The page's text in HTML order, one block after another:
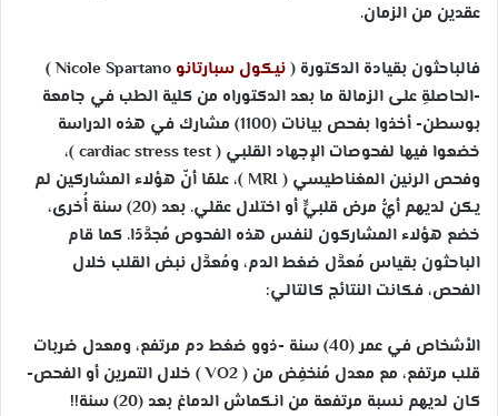
عقدين من الزمان.
فالباحثون بقيادة الدكتورة (نيكول سبارتانو Nicole Spartano
)
-الحاصلةِ على الزمالة ما بعد الدكتوراه من كلية الطب في جامعة
بوسطن- أخذوا بفحص بيانات (1100) مشارك في هذه الدراسة
خضعوا فيها لفحوصات الإجهاد القلبي (
)،
وفحص الرنين المغناطيسي (MRI )، علمًا أنّ هؤلاء المشاركين لم
يكن لديهم أيُّ مرض قلبيٍّ أو اختلال عقلي. بعد (20) سنة أُخرى،
خضع هؤلاء المشاركون لنفس هذه الفحوص مُجدَّدًا. كما قام
الباحثون بقياس مُعدَّل ضغط الدم، ومُعدَّل نبض القلب خلال
الفحص، فكانت النتائج كالتالي:
الأشخاص في عمر (40) سنة -ذوو ضغط دم مرتفع، ومعدل ضربات
قلب مرتفع، مع معدل مُنخفِض من (VO2) خلال التمرين أو الفحص-
كان لديهم نسبة مرتفعة من انكماش الدماغ بعد (20) سنة!!